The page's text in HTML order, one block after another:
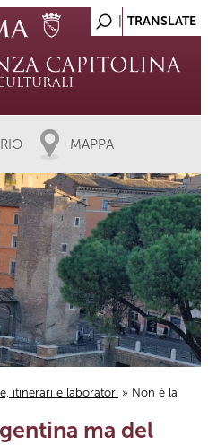
MAPPA
itinerari e laboratori » Non è la
ma del